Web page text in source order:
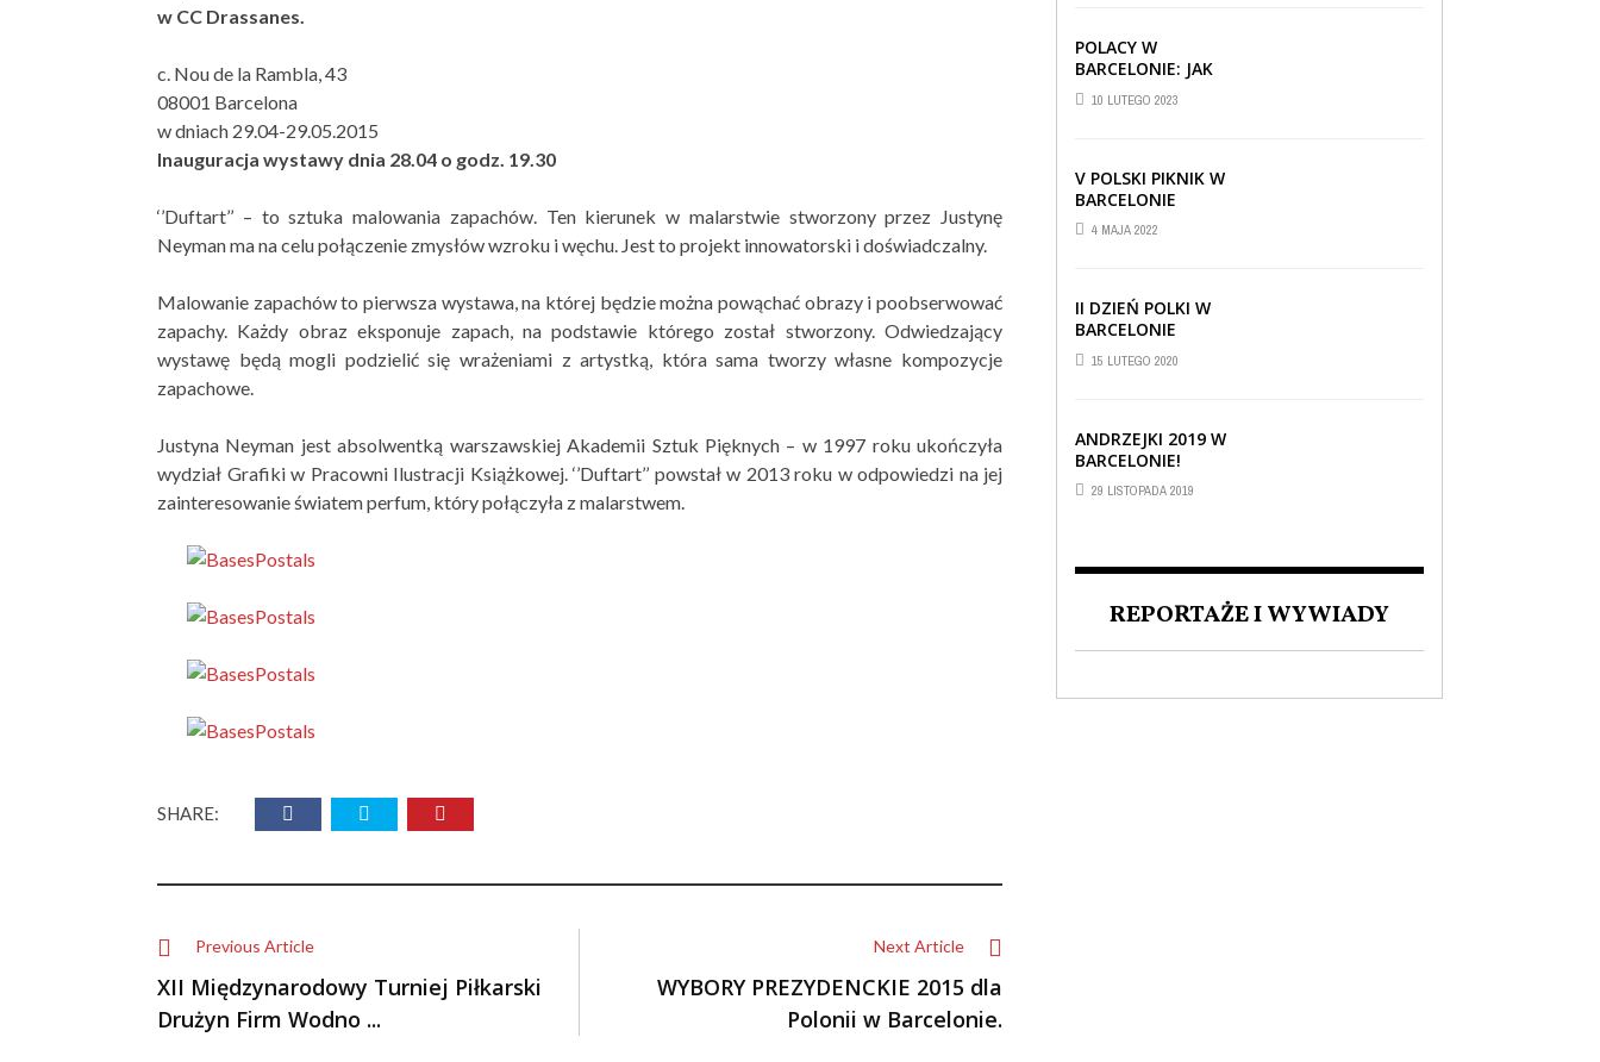
w CC Drassanes.
c. Nou de la Rambla, 43
08001 Barcelona
w dniach 29.04-29.05.2015
Inauguracja wystawy dnia 28.04 o godz. 19.30
‘’Duftart’’ – to sztuka malowania zapachów. Ten kierunek w malarstwie stworzony przez Justynę
Neyman ma na celu połączenie zmysłów wzroku i węchu. Jest to projekt innowatorski i doświadczalny.
Malowanie zapachów to pierwsza wystawa, na której będzie można powąchać obrazy i poobserwować
zapachy. Każdy obraz eksponuje zapach, na podstawie którego został stworzony. Odwiedzający
wystawę będą mogli podzielić się wrażeniami z artystką, która sama tworzy własne kompozycje
zapachowe.
Justyna Neyman jest absolwentką warszawskiej Akademii Sztuk Pięknych – w 1997 roku ukończyła
wydział Grafiki w Pracowni Ilustracji Książkowej. ‘’Duftart’’ powstał w 2013 roku w odpowiedzi na jej
zainteresowanie światem perfum, który połączyła z malarstwem.
SHARE:
Previous Article
XII Międzynarodowy Turniej Piłkarski
Drużyn Firm Wodno ...
Next Article
WYBORY PREZYDENCKIE 2015 dla
Polonii w Barcelonie.
POLACY W
BARCELONIE: JAK
RADZĄ SOBIE ZA
GRANICĄ
10 LUTEGO 2023
V POLSKI PIKNIK W
BARCELONIE
4 MAJA 2022
II DZIEŃ POLKI W
BARCELONIE
15 LUTEGO 2020
ANDRZEJKI 2019 W
BARCELONIE!
29 LISTOPADA 2019
REPORTAŻE I WYWIADY
MIŁOŚCI DO NASZEGO
JĘZYKA I FASCYNACJI
POLSKĄ KULTURĄ.